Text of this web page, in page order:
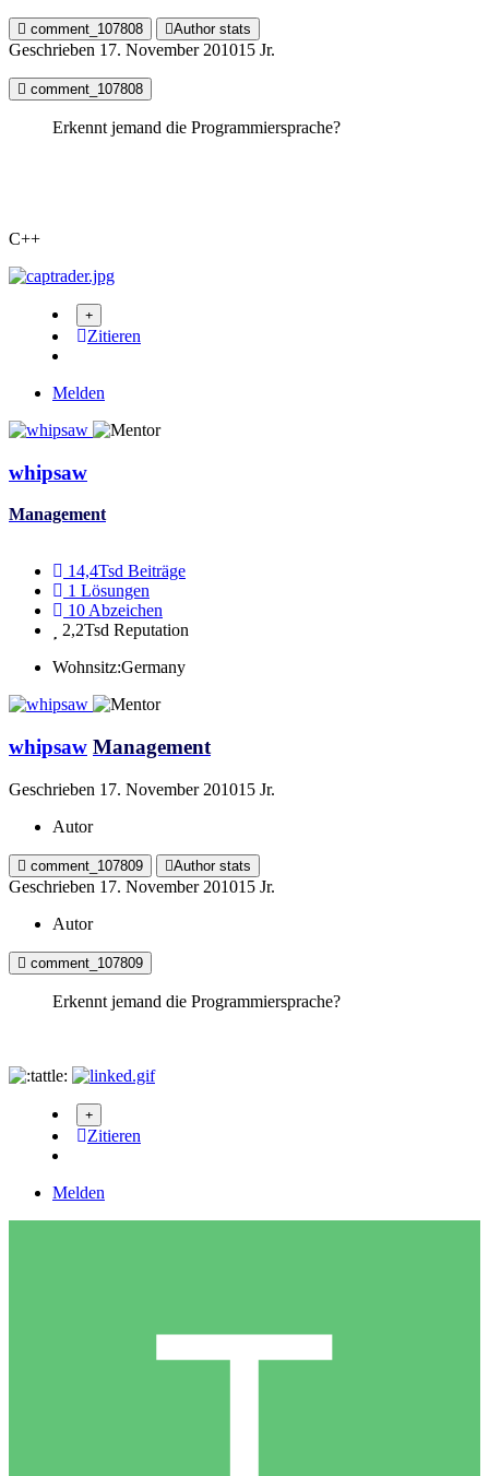
comment_107808 Author stats
Geschrieben 17. November 201015 Jr.
comment_107808
Erkennt jemand die Programmiersprache?
C++
Zitieren
Melden
whipsaw
Management
14,4Tsd Beiträge
1 Lösungen
10 Abzeichen
2,2Tsd Reputation
Wohnsitz:Germany
whipsaw Management
Geschrieben 17. November 201015 Jr.
Autor
comment_107809 Author stats
Geschrieben 17. November 201015 Jr.
Autor
comment_107809
Erkennt jemand die Programmiersprache?
Zitieren
Melden